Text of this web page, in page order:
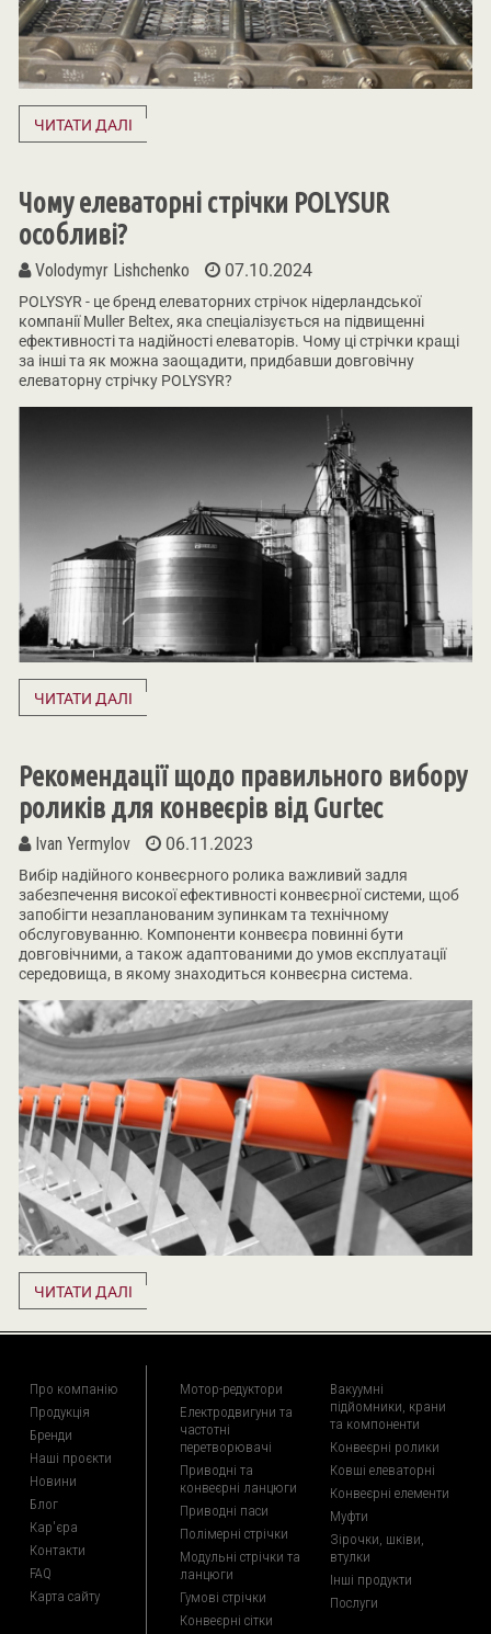
ЧИТАТИ ДАЛІ
Чому елеваторні стрічки POLYSUR
особливі?
Volodymyr Lishchenko 07.10.2024
POLYSYR - це бренд елеваторних стрічок нідерландської
компанії Muller Beltex, яка спеціалізується на підвищенні
ефективності та надійності елеваторів. Чому ці стрічки кращі
за інші та як можна заощадити, придбавши довговічну
елеваторну стрічку POLYSYR?
ЧИТАТИ ДАЛІ
Рекомендації щодо правильного вибору
роликів для конвеєрів від Gurtec
Ivan Yermylov 06.11.2023
Вибір надійного конвеєрного ролика важливий задля
забезпечення високої ефективності конвеєрної системи, щоб
запобігти незапланованим зупинкам та технічному
обслуговуванню. Компоненти конвеєра повинні бути
довговічними, а також адаптованими до умов експлуатації
середовища, в якому знаходиться конвеєрна система.
ЧИТАТИ ДАЛІ
Про компанію
Продукція
Бренди
Наші проєкти
Новини
Блог
Кар'єра
Контакти
FAQ
Карта сайту
Мотор-редуктори
Електродвигуни та
частотні
перетворювачі
Приводні та
конвеєрні ланцюги
Приводні паси
Полімерні стрічки
Модульні стрічки та
ланцюги
Гумові стрічки
Конвеєрні сітки
Вакуумні
підйомники, крани
та компоненти
Конвеєрні ролики
Ковші елеваторні
Конвеєрні елементи
Муфти
Зірочки, шківи,
втулки
Інші продукти
Послуги